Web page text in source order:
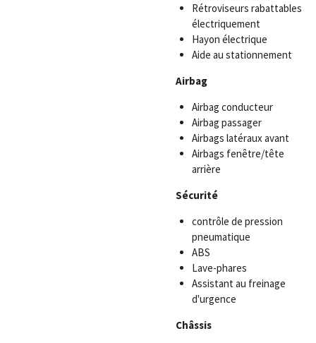
Rétroviseurs rabattables
électriquement
Hayon électrique
Aide au stationnement
Airbag
Airbag conducteur
Airbag passager
Airbags latéraux avant
Airbags fenêtre/tête
arrière
Sécurité
contrôle de pression
pneumatique
ABS
Lave-phares
Assistant au freinage
d'urgence
Châssis